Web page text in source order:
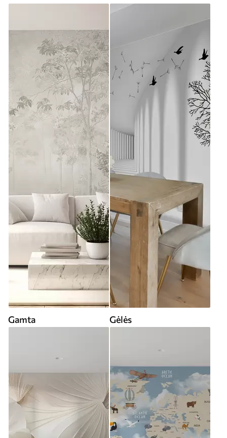
Gamta Gėlės